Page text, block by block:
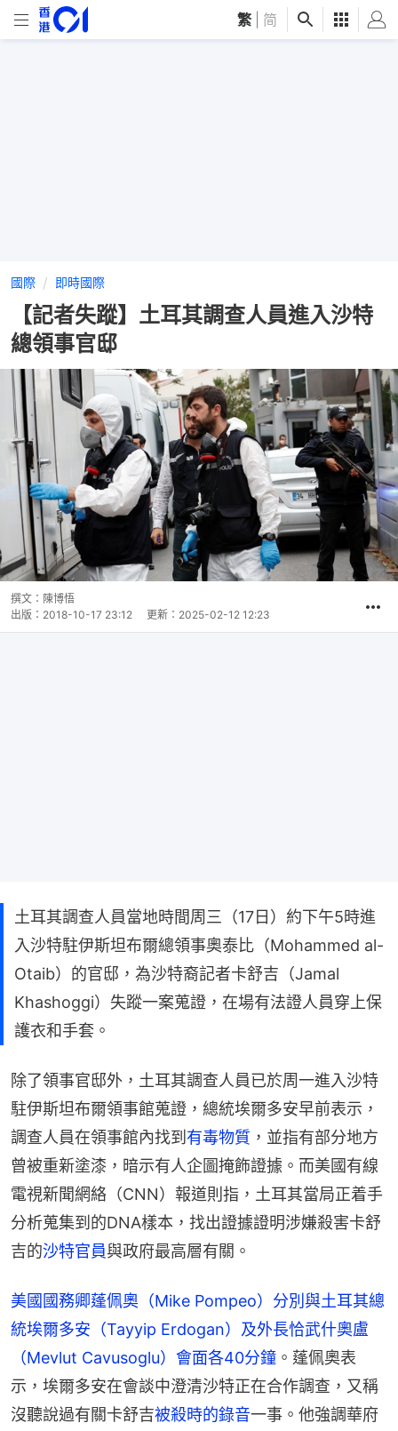
繁 简
國際 即時國際
【記者失蹤】土耳其調查人員進入沙特
總領事官邸
撰文： 陳博悟
出版： 2018-10-17 23:12 更新： 2025-02-12 12:23
土耳其調查人員當地時間周三（17日）約下午5時進
入沙特駐伊斯坦布爾總領事奧泰比（Mohammed al-
Otaib）的官邸，為沙特裔記者卡舒吉（Jamal
Khashoggi）失蹤一案蒐證，在場有法證人員穿上保
護衣和手套。
除了領事官邸外，土耳其調查人員已於周一進入沙特
駐伊斯坦布爾領事館蒐證，總統埃爾多安早前表示，
調查人員在領事館內找到 有毒物質 ，並指有部分地方
曾被重新塗漆，暗示有人企圖掩飾證據。而美國有線
電視新聞網絡（CNN）報道則指，土耳其當局正着手
分析蒐集到的DNA樣本，找出證據證明涉嫌殺害卡舒
吉的沙特官員與政府最高層有關。
美國國務卿蓬佩奧（Mike Pompeo）分別與土耳其總
統埃爾多安（Tayyip Erdogan）及外長恰武什奧盧
（Mevlut Cavusoglu）會面各40分鐘 。蓬佩奧表
示，埃爾多安在會談中澄清沙特正在合作調查，又稱
沒聽說過有關卡舒吉被殺時的錄音一事。他強調華府